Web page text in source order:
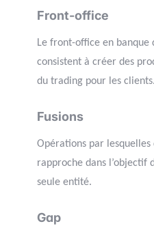
Front-office
Le front-office en banque
consistent à créer des
du trading pour les clients.
Fusions
Opérations par lesquelles
rapproche dans l’objectif
seule entité.
Gap